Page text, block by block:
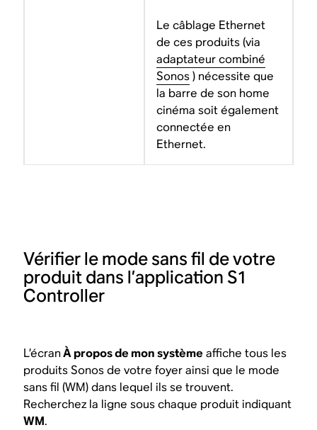
Le câblage Ethernet
de ces produits (via
adaptateur combiné
Sonos) nécessite que
la barre de son home
cinéma soit également
connectée en
Ethernet.
Vérifier le mode sans fil de votre
produit dans l’application S1
Controller
L’écranÀ propos de mon système affiche tous les
produits Sonos de votre foyer ainsi que le mode
sans fil (WM) dans lequel ils se trouvent.
Recherchez la ligne sous chaque produit indiquant
WM.